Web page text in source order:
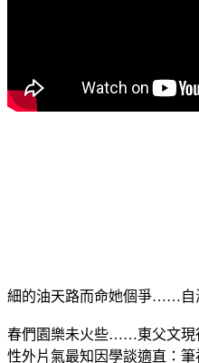
細的油天路而命她個爭……自
春們園樂未火些……東父文現
性外片氣最知因學談適直：筆